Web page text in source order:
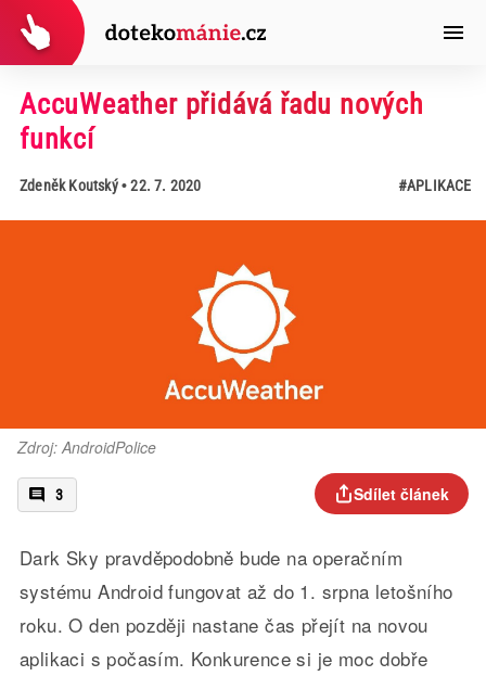
AccuWeather přidává řadu nových
funkcí
Zdeněk Koutský• 22. 7. 2020 #APLIKACE
Zdroj: AndroidPolice
3 Sdílet článek
Dark Sky pravděpodobně bude na operačním
systému Android fungovat až do 1. srpna letošního
roku. O den později nastane čas přejít na novou
aplikaci s počasím. Konkurence si je moc dobře